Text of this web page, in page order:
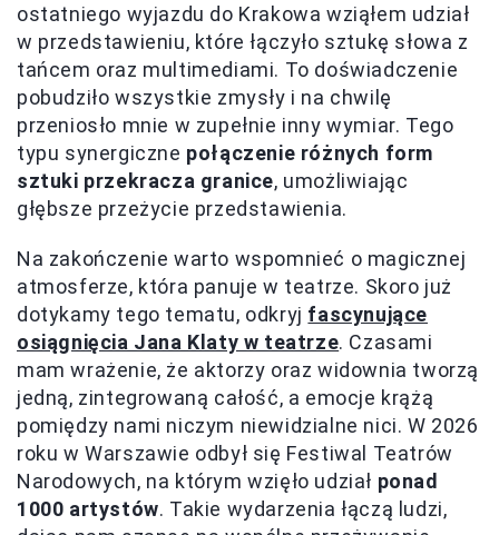
ostatniego wyjazdu do Krakowa wziąłem udział
w przedstawieniu, które łączyło sztukę słowa z
tańcem oraz multimediami. To doświadczenie
pobudziło wszystkie zmysły i na chwilę
przeniosło mnie w zupełnie inny wymiar. Tego
typu synergiczne połączenie różnych form
sztuki przekracza granice, umożliwiając
głębsze przeżycie przedstawienia.
Na zakończenie warto wspomnieć o magicznej
atmosferze, która panuje w teatrze. Skoro już
dotykamy tego tematu, odkryj fascynujące
osiągnięcia Jana Klaty w teatrze. Czasami
mam wrażenie, że aktorzy oraz widownia tworzą
jedną, zintegrowaną całość, a emocje krążą
pomiędzy nami niczym niewidzialne nici. W 2026
roku w Warszawie odbył się Festiwal Teatrów
Narodowych, na którym wzięło udział ponad
1000 artystów. Takie wydarzenia łączą ludzi,